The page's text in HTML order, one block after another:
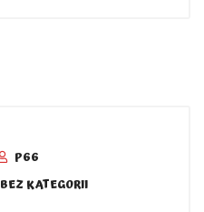
P66
BEZ KATEGORII